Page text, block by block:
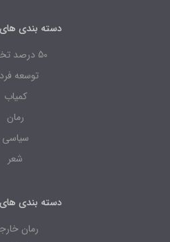
دسته بندی های محبوب
توسعه فردی
دسته بندی های محبوب
رمان خارجی